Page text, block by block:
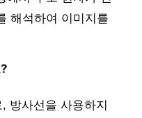
해석하여 이미지를
방사선을 사용하지